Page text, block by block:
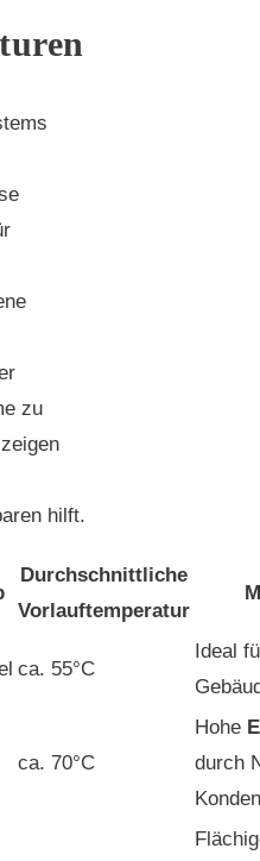
zu
hilft.
Durchschnittliche
Vorlauftemperatur
ca. 55°C
Ideal
ca. 70°C
Hohe
durch